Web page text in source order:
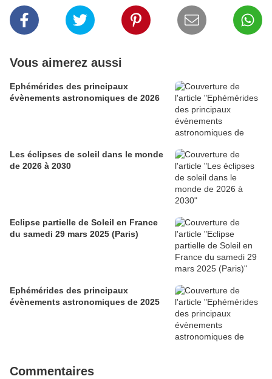
Vous aimerez aussi
Ephémérides des principaux
évènements astronomiques de 2026
Les éclipses de soleil dans le monde
de 2026 à 2030
Eclipse partielle de Soleil en France
du samedi 29 mars 2025 (Paris)
Ephémérides des principaux
évènements astronomiques de 2025
Commentaires